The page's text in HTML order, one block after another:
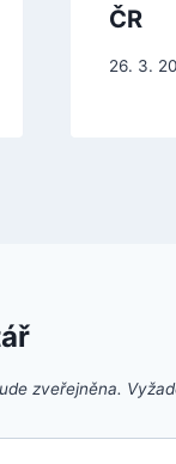
ČR
26. 3.
zveřejněna.